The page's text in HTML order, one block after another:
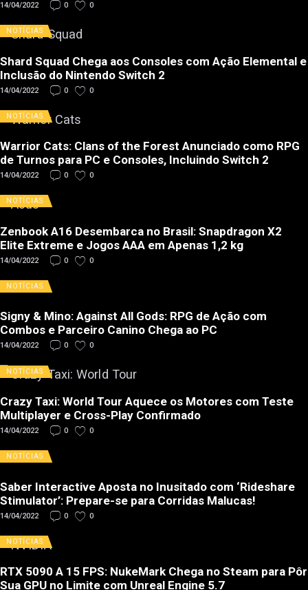
14/04/2022 0 0
NOTÍCIAS
Shard Squad Chega aos Consoles com Ação Elemental e
Inclusão do Nintendo Switch 2
14/04/2022 0 0
NOTÍCIAS
Warrior Cats: Clans of the Forest Anunciado como RPG
de Turnos para PC e Consoles, Incluindo Switch 2
14/04/2022 0 0
NOTÍCIAS
Zenbook A16 Desembarca no Brasil: Snapdragon X2
Elite Extreme e Jogos AAA em Apenas 1,2 kg
14/04/2022 0 0
NOTÍCIAS
Signy & Mino: Against All Gods: RPG de Ação com
Combos e Parceiro Canino Chega ao PC
14/04/2022 0 0
NOTÍCIAS
Crazy Taxi: World Tour Aquece os Motores com Teste
Multiplayer e Cross-Play Confirmado
14/04/2022 0 0
NOTÍCIAS
Saber Interactive Aposta no Inusitado com ‘Rideshare
Stimulator’: Prepare-se para Corridas Malucas!
14/04/2022 0 0
NOTÍCIAS
RTX 5090 A 15 FPS: NukeMark Chega no Steam para Pôr
Sua GPU no Limite com Unreal Engine 5.7